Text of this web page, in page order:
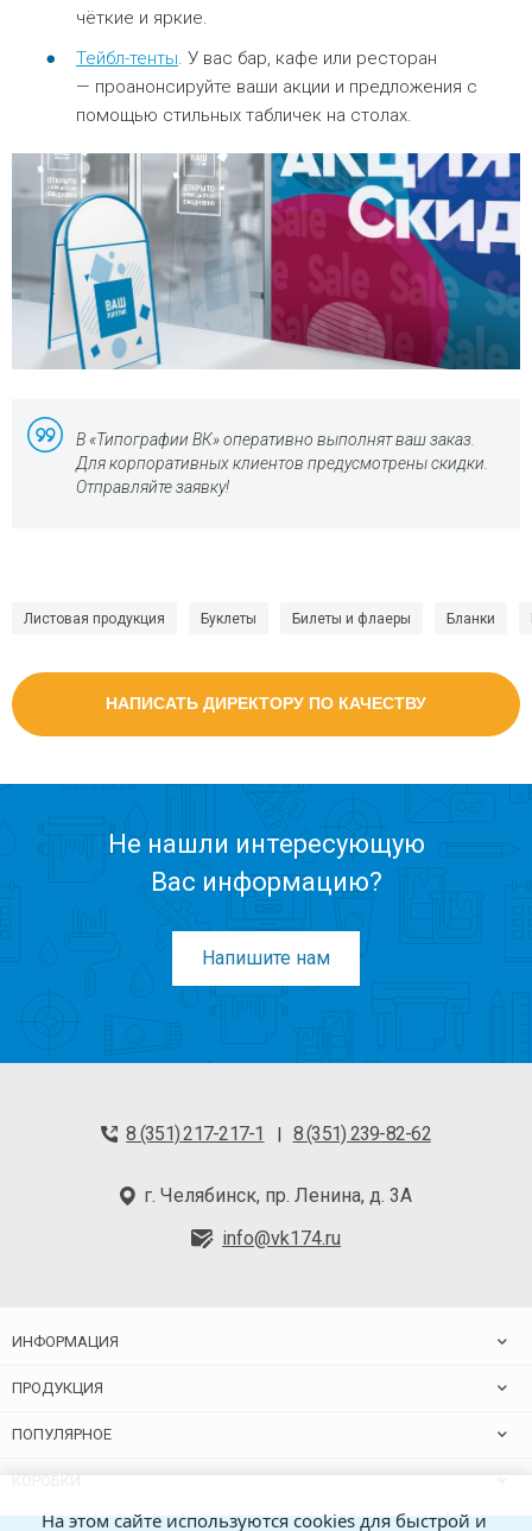
Листовая продукция Буклеты Билеты и флаеры Бланки
НАПИСАТЬ ДИРЕКТОРУ ПО КАЧЕСТВУ
чёткие и яркие.
Тейбл-тенты. У вас бар, кафе или ресторан
— проанонсируйте ваши акции и предложения с
помощью стильных табличек на столах.
В «Типографии ВК» оперативно выполнят ваш заказ.
Для корпоративных клиентов предусмотрены скидки.
Отправляйте заявку!
Не нашли интересующую
Вас информацию?
Напишите нам
8 (351) 217-217-1 | 8 (351) 239-82-62
г. Челябинск, пр. Ленина, д. 3А
info@vk174.ru
ИНФОРМАЦИЯ
ПРОДУКЦИЯ
ПОПУЛЯРНОЕ
На этом сайте используются cookies для быстрой и